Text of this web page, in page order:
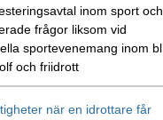
inom sport och
frågor liksom vid
sportevenemang inom bl
och friidrott
när en idrottare får